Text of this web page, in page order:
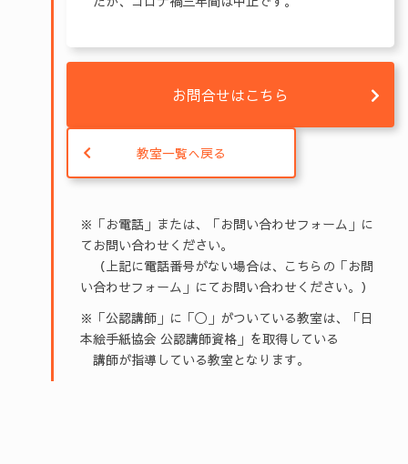
お問合せはこちら
教室一覧へ戻る
※「お電話」または、「お問い合わせフォーム」に
てお問い合わせください。
（上記に電話番号がない場合は、こちらの「お問
い合わせフォーム」にてお問い合わせください。）
※「公認講師」に「◯」がついている教室は、「日
本絵手紙協会 公認講師資格」を取得している
講師が指導している教室となります。